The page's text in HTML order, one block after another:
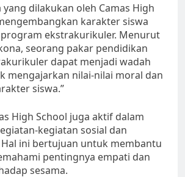
yang dilakukan oleh Camas High
karakter siswa
ekstrakurikuler. Menurut
seorang pakar pendidikan
dapat menjadi wadah
mengajarkan nilai-nilai moral dan
siswa.”
High School juga aktif dalam
kegiatan sosial dan
ini bertujuan untuk membantu
pentingnya empati dan
sesama.